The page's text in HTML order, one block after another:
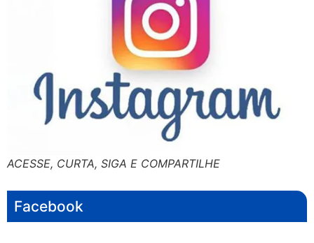
ACESSE, CURTA, SIGA E COMPARTILHE
Facebook